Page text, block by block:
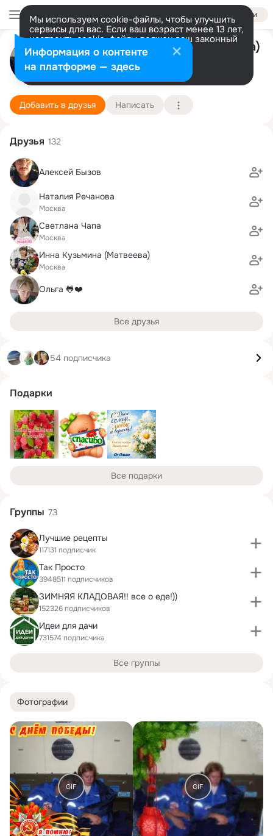
Войти
Мы используем cookie-файлы, чтобы улучшить
сервисы для вас. Если ваш возраст менее 13 лет,
настроить cookie-файлы должен ваш законный
представитель. Больше информации
Разрешить все Настроить
Марина Колпакова (Матюшкина)
Москва
9 июня (57 лет)
778 школа (с экологическим уклоном)
Подробнее
Добавить в друзья Написать
Фотографии
GIF GIF
Друзья 132
Алексей Бызов
Наталия Речанова
Москва
Светлана Чапа
Москва
Инна Кузьмина (Матвеева)
Москва
Ольга 🐸❤️
Все друзья
54 подписчика
Подарки
Все подарки
Группы 73
Лучшие рецепты
117131 подписчик
Так Просто
3948511 подписчиков
ЗИМНЯЯ КЛАДОВАЯ!! все о еде!))
152326 подписчиков
Идеи для дачи
731574 подписчика
Все группы
Информация о контенте
на платформе — здесь